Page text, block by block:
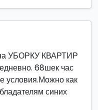
УБОРКУ КВАРТИР
68шек час
условия.Можно как
синих